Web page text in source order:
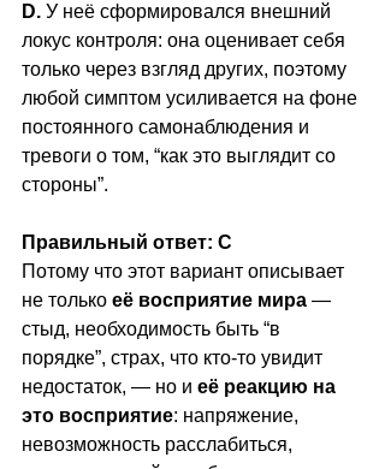
D. У неё сформировался внешний
локус контроля: она оценивает себя
только через взгляд других, поэтому
любой симптом усиливается на фоне
постоянного самонаблюдения и
тревоги о том, “как это выглядит со
стороны”.
Правильный ответ: C
Потому что этот вариант описывает
не только её восприятие мира —
стыд, необходимость быть “в
порядке”, страх, что кто-то увидит
недостаток, — но и её реакцию на
это восприятие: напряжение,
невозможность расслабиться,